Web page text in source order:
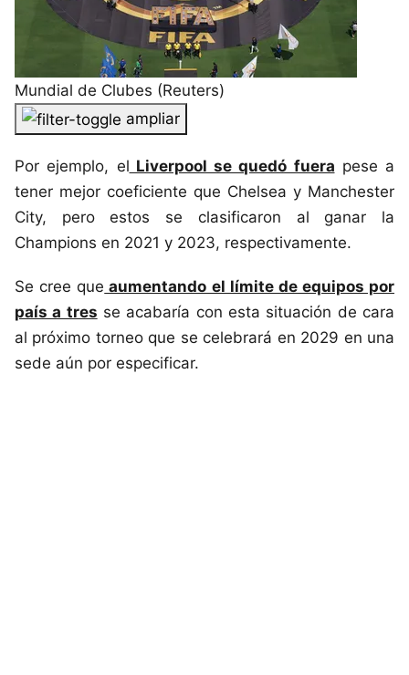
Mundial de Clubes (Reuters)
ampliar
Por ejemplo, el Liverpool se quedó fuera pese a
tener mejor coeficiente que Chelsea y Manchester
City, pero estos se clasificaron al ganar la
Champions en 2021 y 2023, respectivamente.
Se cree que aumentando el límite de equipos por
país a tres se acabaría con esta situación de cara
al próximo torneo que se celebrará en 2029 en una
sede aún por especificar.